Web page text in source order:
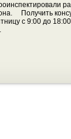
Получить
с 9:00 до